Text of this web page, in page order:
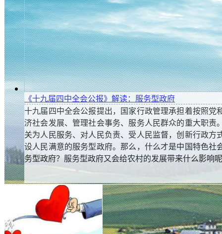
解读：农产品供给水平应进一步切合新兴消费趋势
近两年，除了服装、化妆品等生活用品，农产品也成为
一。陕西省农业农村厅人事处处长魏延安表示，近些年
施的改善，农产品已然成为促销大军中的主流品类。
一”期间销量猛增，也让一些贫困地区的农产品找到了销
《十九届四中全会公报》解读：服务型政府
十九届四中全会公报提出，国家行政管理承担着按照党
济社会发展、管理社会事务、服务人民群众的重大职责
关为人民服务、对人民负责、受人民监督，创新行政方
设人民满意的服务型政府。那么，什么才是中国特色社
务型政府？服务型政府又会给农村的发展带来什么影响